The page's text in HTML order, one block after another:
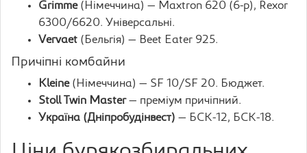
Grimme(Німеччина) — Maxtron 620 (6-р), Rexor
6300/6620. Універсальні.
Vervaet (Бельгія) — Beet Eater 925.
Причіпні комбайни
Kleine(Німеччина) — SF 10/SF 20. Бюджет.
Stoll Twin Master— преміум причіпний.
Україна (Дніпробудінвест) — БСК-12, БСК-18.